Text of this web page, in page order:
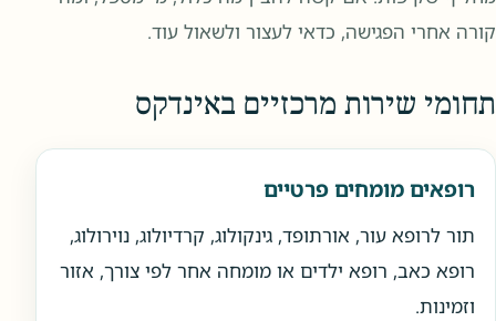
קורה אחרי הפגישה, כדאי לעצור ולשאול עוד.
תחומי שירות מרכזיים באינדקס
רופאים מומחים פרטיים
תור לרופא עור, אורתופד, גינקולוג, קרדיולוג, נוירולוג,
רופא כאב, רופא ילדים או מומחה אחר לפי צורך, אזור
וזמינות.